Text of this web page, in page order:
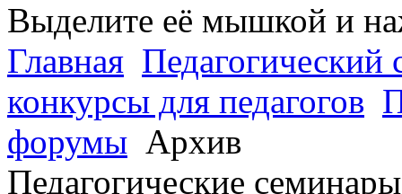
Выделите её мышкой и
Главная
конкурсы для педагогов
форумы Архив
Педагогические